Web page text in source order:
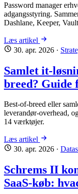
Password manager
adgangsstyring.
Dashlane, Keeper,
Læs artikel
30. apr. 2026 ·
Samlet it-
breed? Guide
Best-of-breed eller
leverandør-overhead,
14 værktøjer.
Læs artikel
30. apr. 2026 ·
Schrems II
SaaS-køb: